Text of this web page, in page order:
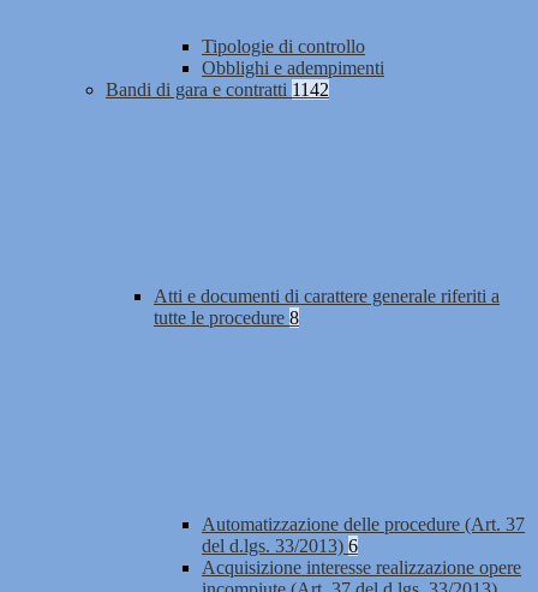
Tipologie di controllo
Obblighi e adempimenti
Bandi di gara e contratti 1142
Atti e documenti di carattere generale riferiti a
tutte le procedure 8
Automatizzazione delle procedure (Art. 37
del d.lgs. 33/2013) 6
Acquisizione interesse realizzazione opere